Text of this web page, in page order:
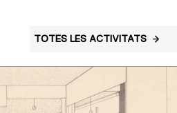
TOTES LES ACTIVITATS